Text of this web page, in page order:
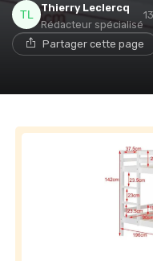
Thierry Leclercq
Rédacteur spécialisé
Partager cette page